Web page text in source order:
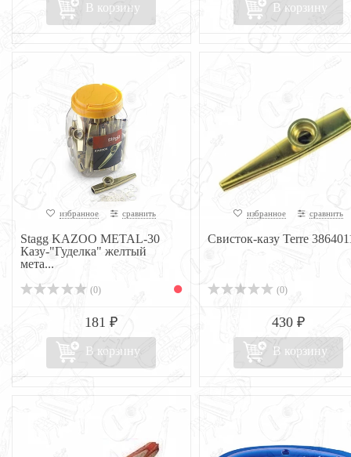
В корзину В корзину
избранное сравнить
Stagg KAZOO METAL-30
Казу-"Гуделка" желтый
мета...
(0)
181 ₽
В корзину
избранное сравнить
Свисток-казу Terre
(0)
430 ₽
В корзину